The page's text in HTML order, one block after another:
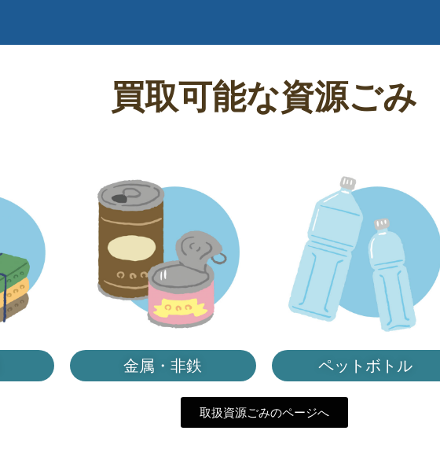
買取可能な資源ごみ
金属・非鉄 ペットボトル
取扱資源ごみのページへ